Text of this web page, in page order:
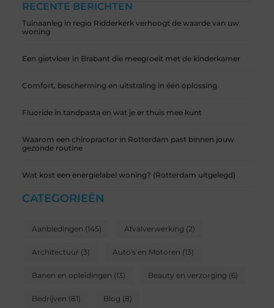
RECENTE BERICHTEN
Tuinaanleg in regio Ridderkerk verhoogt de waarde van uw
woning
Een gietvloer in Brabant die meegroeit met de kinderkamer
Comfort, bescherming en uitstraling in één oplossing
Fluoride in tandpasta en wat je er thuis mee kunt
Waarom een chiropractor in Rotterdam past binnen jouw
gezonde routine
Wat kost een energielabel woning? (Rotterdam uitgelegd)
CATEGORIEËN
Aanbiedingen (145) Afvalverwerking (2)
Architectuur (3) Auto's en Motoren (13)
Banen en opleidingen (13) Beauty en verzorging (6)
Bedrijven (81) Blog (8)